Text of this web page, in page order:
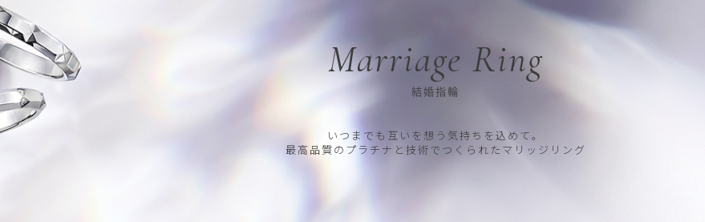
Marriage Ring
結婚指輪
いつまでも互いを想う気持ちを込めて。
最高品質のプラチナと技術でつくられたマリッジリング